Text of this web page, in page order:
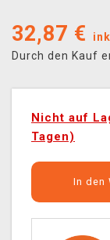
32,87 €
Durch den Kauf
Nicht auf
Tagen)
In den